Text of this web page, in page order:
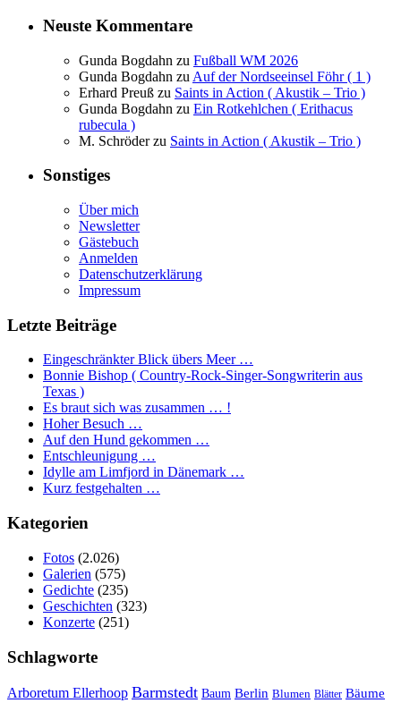
Neuste Kommentare
Gunda Bogdahn zu Fußball WM 2026
Gunda Bogdahn zu Auf der Nordseeinsel Föhr ( 1 )
Erhard Preuß zu Saints in Action ( Akustik – Trio )
Gunda Bogdahn zu Ein Rotkehlchen ( Erithacus
rubecula )
M. Schröderzu Saints in Action ( Akustik – Trio )
Sonstiges
Über mich
Newsletter
Gästebuch
Anmelden
Datenschutzerklärung
Impressum
Letzte Beiträge
Eingeschränkter Blick übers Meer …
Bonnie Bishop ( Country-Rock-Singer-Songwriterin aus
Texas )
Es braut sich was zusammen … !
Hoher Besuch …
Auf den Hund gekommen …
Entschleunigung …
Idylle am Limfjord in Dänemark …
Kurz festgehalten …
Kategorien
Fotos (2.026)
Galerien (575)
Gedichte (235)
Geschichten (323)
Konzerte (251)
Schlagworte
Arboretum Ellerhoop Barmstedt Baum Berlin Blumen Blätter Bäume